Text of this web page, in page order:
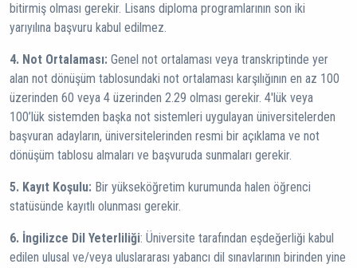
bitirmiş olması gerekir. Lisans diploma programlarının son iki
yarıyılına başvuru kabul edilmez.
4. Not Ortalaması: Genel not ortalaması veya transkriptinde yer
alan not dönüşüm tablosundaki not ortalaması karşılığının en az 100
üzerinden 60 veya 4 üzerinden 2.29 olması gerekir. 4'lük veya
100’lük sistemden başka not sistemleri uygulayan üniversitelerden
başvuran adayların, üniversitelerinden resmi bir açıklama ve not
dönüşüm tablosu almaları ve başvuruda sunmaları gerekir.
5. Kayıt Koşulu: Bir yükseköğretim kurumunda halen öğrenci
statüsünde kayıtlı olunması gerekir.
6. İngilizce Dil Yeterliliği: Üniversite tarafından eşdeğerliği kabul
edilen ulusal ve/veya uluslararası yabancı dil sınavlarının birinden yine